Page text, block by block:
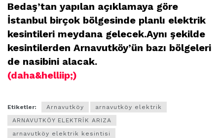
Bedaş’tan yapılan açıklamaya göre
İstanbul birçok bölgesinde planlı elektrik
kesintileri meydana gelecek.Aynı şekilde
kesintilerden Arnavutköy’ün bazı bölgeleri
de nasibini alacak.
(daha&helliip;)
Etiketler: Arnavutköy
arnavutköy elektrik
ARNAVUTKÖY ELEKTRİK ARIZA
arnavutköy elektrik kesintisi